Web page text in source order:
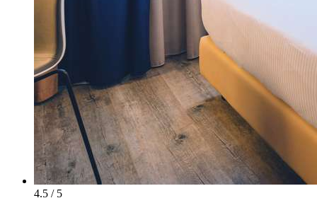
4.5 / 5